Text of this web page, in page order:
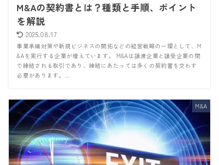
M&Aの契約書とは？種類と手順、ポイント
を解説
2025.08.17
事業承継対策や新規ビジネスの開拓などの経営戦略の一環として、M
&Aを実行する企業が増えています。 M&Aは譲渡企業と譲受企業の間
で締結される取引であり、締結にあたっては多くの契約書を交わす
必要があります。...
M&A